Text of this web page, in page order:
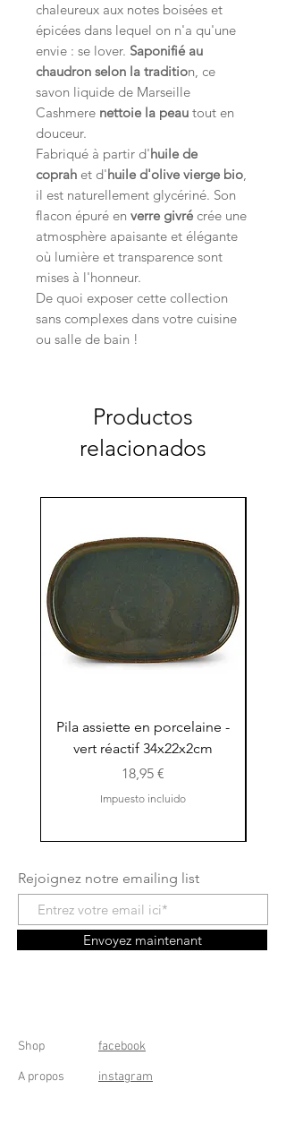
chaleureux aux notes boisées et
épicées dans lequel on n'a qu'une
envie : se lover. Saponifié au
chaudron selon la tradition, ce
savon liquide de Marseille
Cashmere nettoie la peau tout en
douceur.
Fabriqué à partir d'huile de
coprah et d'huile d'olive vierge bio,
il est naturellement glycériné. Son
flacon épuré en verre givré crée une
atmosphère apaisante et élégante
où lumière et transparence sont
mises à l'honneur.
De quoi exposer cette collection
sans complexes dans votre cuisine
ou salle de bain !
Productos
relacionados
Pila assiette en porcelaine -
vert réactif 34x22x2cm
Precio
18,95 €
Impuesto incluido
Rejoignez notre emailing list
Envoyez maintenant
Shop
A propos
facebook
instagram